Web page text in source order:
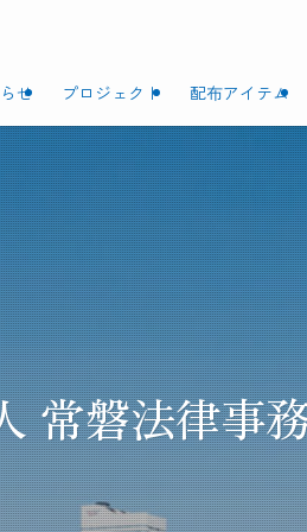
せ プロジェクト 配布アイテム
常磐法律事